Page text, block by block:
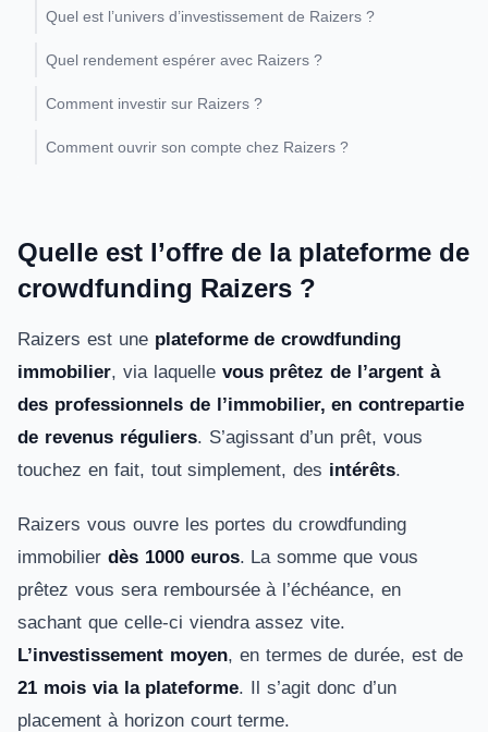
Quel est l’univers d’investissement de Raizers ?
Quel rendement espérer avec Raizers ?
Comment investir sur Raizers ?
Comment ouvrir son compte chez Raizers ?
Quelle est l’offre de la plateforme de
crowdfunding Raizers ?
Raizers est une plateforme de crowdfunding
immobilier, via laquelle vous prêtez de l’argent à
des professionnels de l’immobilier, en contrepartie
de revenus réguliers. S’agissant d’un prêt, vous
touchez en fait, tout simplement, des intérêts.
Raizers vous ouvre les portes du crowdfunding
immobilier dès 1000 euros. La somme que vous
prêtez vous sera remboursée à l’échéance, en
sachant que celle-ci viendra assez vite.
L’investissement moyen, en termes de durée, est de
21 mois via la plateforme. Il s’agit donc d’un
placement à horizon court terme.